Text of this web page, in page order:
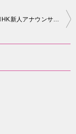
2007年度NHK新人アナウンサーまとめ！